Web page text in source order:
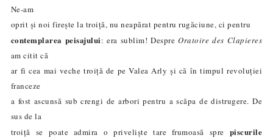
Ne-am
oprit și noi firește la troiță, nu neapărat pentru rugăciune, ci pentru
contemplarea peisajului: era sublim! DespreOratoire des Clapieres
am citit că
ar fi cea mai veche troiță de pe Valea Arly și că în timpul revoluției
franceze
a fost ascunsă sub crengi de arbori pentru a scăpa de distrugere. De
sus de la
troiță se poate admira o priveliște tare frumoasă spre piscurile